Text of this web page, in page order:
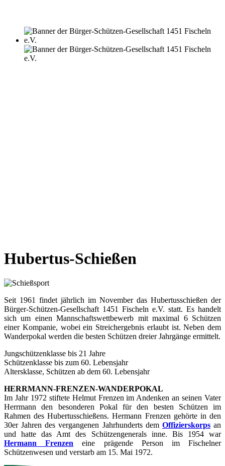
Hubertus-Schießen
Seit 1961 findet jährlich im November das Hubertusschießen der
Bürger-Schützen-Gesellschaft 1451 Fischeln e.V. statt. Es handelt
sich um einen Mannschaftswettbewerb mit maximal 6 Schützen
einer Kompanie, wobei ein Streichergebnis erlaubt ist. Neben dem
Wanderpokal werden die besten Schützen dreier Jahrgänge ermittelt.
Jungschützenklasse bis 21 Jahre
Schützenklasse bis zum 60. Lebensjahr
Altersklasse, Schützen ab dem 60. Lebensjahr
HERRMANN-FRENZEN-WANDERPOKAL
Im Jahr 1972 stiftete Helmut Frenzen im Andenken an seinen Vater
Herrmann den besonderen Pokal für den besten Schützen im
Rahmen des Hubertusschießens. Hermann Frenzen gehörte in den
30er Jahren des vergangenen Jahrhunderts dem Offizierskorpsan
und hatte das Amt des Schützengenerals inne. Bis 1954 war
Hermann Frenzen eine prägende Person im Fischelner
Schützenwesen und verstarb am 15. Mai 1972.